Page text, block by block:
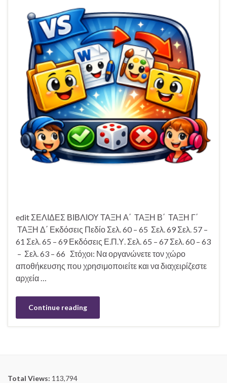
edit ΣΕΛΙΔΕΣ ΒΙΒΛΙΟΥ ΤΑΞΗ Α΄ ΤΑΞΗ Β΄ ΤΑΞΗ Γ΄
ΤΑΞΗ Δ΄ Εκδόσεις Πεδίο Σελ. 60 – 65 Σελ. 69 Σελ. 57 –
61 Σελ. 65 – 69 Εκδόσεις Ε.Π.Υ. Σελ. 65 – 67 Σελ. 60 – 63
– Σελ. 63 – 66 Στόχοι: Να οργανώνετε τον χώρο
αποθήκευσης που χρησιμοποιείτε και να διαχειρίζεστε
αρχεία …
Continue reading
Total Views: 113,794